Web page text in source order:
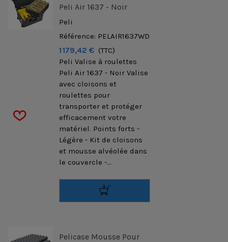
Peli Air 1637 - Noir
Peli
Référence: PELAIR1637WD
1 179,42 € (TTC)
Peli Valise à roulettes
Peli Air 1637 - Noir Valise
avec cloisons et
roulettes pour
transporter et protéger
efficacement votre
matériel. Points forts -
Légère - Kit de cloisons
et mousse alvéolée dans
le couvercle -...
Pelicase Mousse Pour